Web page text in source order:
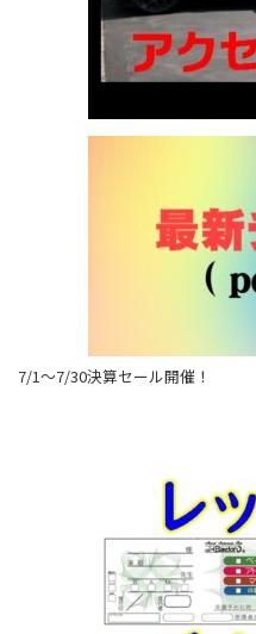
7/1～7/30決算セール開催！